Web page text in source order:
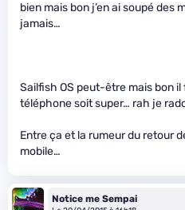
bien mais bon j’en ai soupé des
jamais…
Sailfish OS peut-être mais bon
téléphone soit super… rah je
Entre ça et la rumeur du retour
mobile…
Notice me Sempai